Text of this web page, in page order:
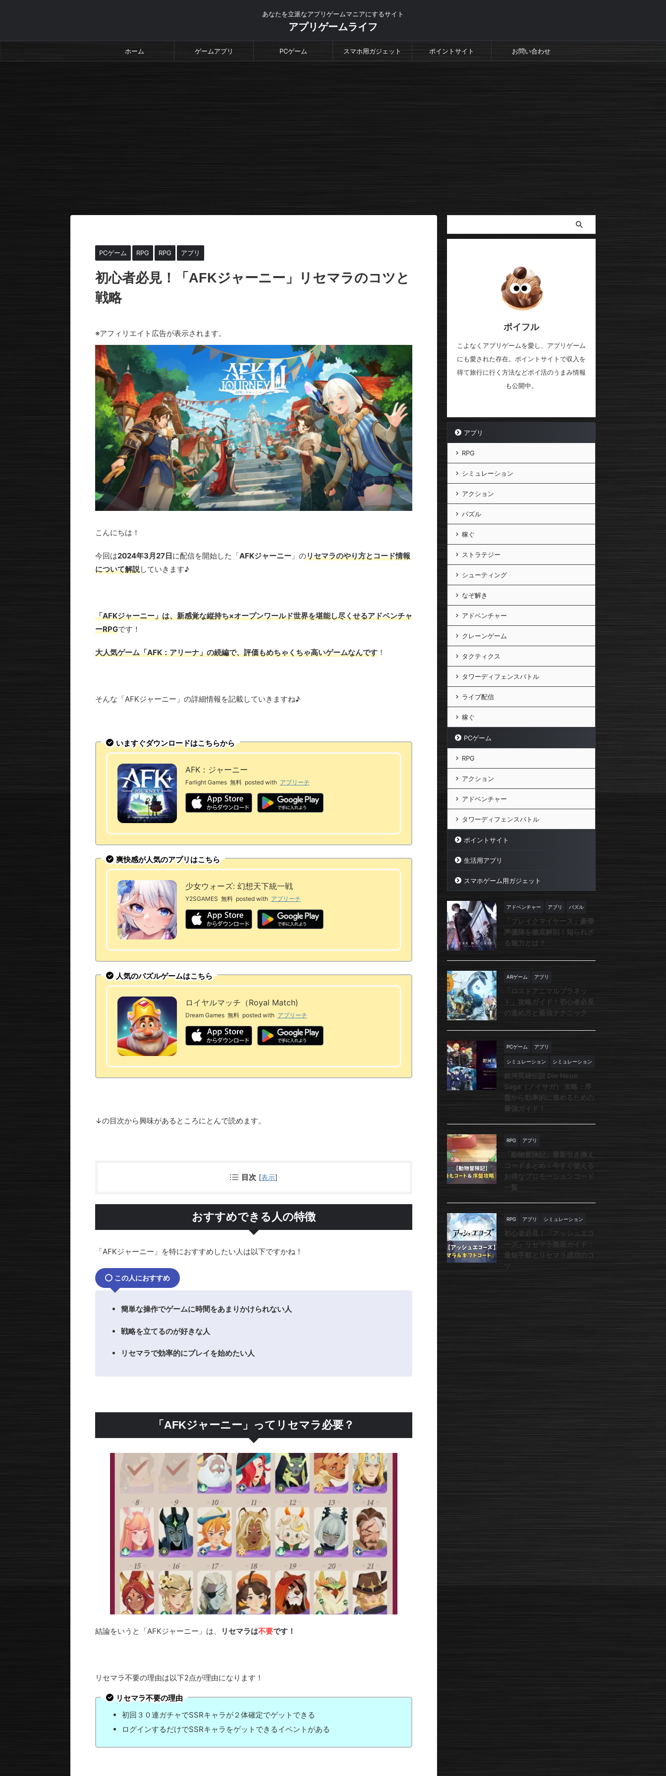
あなたを立派なアプリゲームマニアにするサイト
アプリゲームライフ
ホーム ゲームアプリ PCゲーム スマホ用ガジェット ポイントサイト お問い合わせ
PCゲーム RPG RPG アプリ
初心者必見！「AFKジャーニー」リセマラのコツと
戦略
※アフィリエイト広告が表示されます。
こんにちは！
今回は2024年3月27日 に配信を開始した「AFKジャーニー 」のリセマラのやり方とコード情報
について解説していきます♪
「AFKジャーニー」は、新感覚な縦持ち×オープンワールド世界を堪能し尽くせるアドベンチャ
ーRPGです！
大人気ゲーム「AFK：アリーナ」の続編で、評価もめちゃくちゃ高いゲームなんです ！
そんな「AFKジャーニー」の詳細情報を記載していきますね♪
いますぐダウンロードはこちらから
AFK：ジャーニー
Farlight Games 無料 posted with アプリーチ
爽快感が人気のアプリはこちら
少女ウォーズ: 幻想天下統一戦
Y2SGAMES 無料 posted with アプリーチ
人気のパズルゲームはこちら
ロイヤルマッチ（Royal Match)
Dream Games 無料 posted with アプリーチ
↓の目次から興味があるところにとんで読めます。
目次 [表示]
おすすめできる人の特徴
「AFKジャーニー」を特におすすめしたい人は以下ですかね！
この人におすすめ
簡単な操作でゲームに時間をあまりかけられない人
戦略を立てるのが好きな人
リセマラで効率的にプレイを始めたい人
「AFKジャーニー」ってリセマラ必要？
結論をいうと「AFKジャーニー」は、 リセマラは不要です！
リセマラ不要の理由は以下2点が理由になります！
リセマラ不要の理由
初回３０連ガチャでSSRキャラが２体確定でゲットできる
ログインするだけでSSRキャラをゲットできるイベントがある
ポイフル
こよなくアプリゲームを愛し、アプリゲーム
にも愛された存在。ポイントサイトで収入を
得て旅行に行く方法などポイ活のうまみ情報
も公開中。
アプリ
RPG
シミュレーション
アクション
パズル
稼ぐ
ストラテジー
シューティング
なぞ解き
アドベンチャー
クレーンゲーム
タクティクス
タワーディフェンスバトル
ライブ配信
稼ぐ
PCゲーム
RPG
アクション
アドベンチャー
タワーディフェンスバトル
ポイントサイト
生活用アプリ
スマホゲーム用ガジェット
アドベンチャー アプリ パズル
「ブレイクマイケース」豪華
声優陣を徹底解剖！知られざ
る魅力とは？
ARゲーム アプリ
「ロストアニマルプラネッ
ト」攻略ガイド！初心者必見
の進め方と最強テクニック
PCゲーム アプリ
シミュレーション シミュレーション
銀河英雄伝説 Die Neue
Saga（ノイサガ） 攻略：序
盤から効率的に進めるための
最強ガイド！
RPG アプリ
「動物冒険記」最新引き換え
コードまとめ！今すぐ使える
お得なプロモーションコード
一覧
RPG アプリ シミュレーション
初心者必見！「アッシュエコ
ーズ」リセマラ徹底ガイド：
最短手順とリセマラ成功のコ
ツ